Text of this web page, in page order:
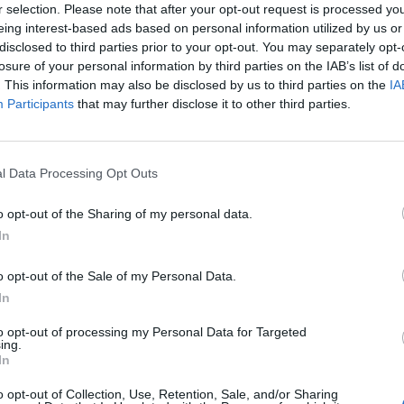
selection. Please note that after your opt-out request is processed
interest-based ads based on personal information utilized by us
to third parties prior to your opt-out. You may separately
of your personal information by third parties on the IAB’s list of
This information may also be disclosed by us to third parties on the
Participants that may further disclose it to other third parties.
Data Processing Opt Outs
opt-out of the Sharing of my personal data.
opt-out of the Sale of my Personal Data.
opt-out of processing my Personal Data for Targeted
opt-out of Collection, Use, Retention, Sale, and/or Sharing
monitorujemy sytuację (…) W Polsce na lotniskach już są wzmożone
następstwo tych tragicznych wydarzeń z Turcji”– powiedział
pytany o kwestie bezpieczeństwa na polskich lotniskach.
ad